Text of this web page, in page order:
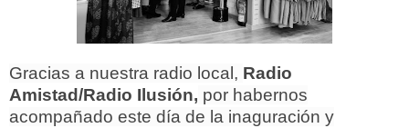
Gracias a nuestra radio local, Radio
Amistad/Radio Ilusión, por habernos
acompañado este día de la inaguración y